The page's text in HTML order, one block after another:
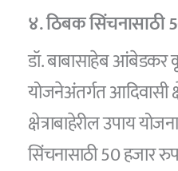
४. ठिबक सिंचनासाठी
डॉ. बाबासाहेब आंबेडकर
योजनेअंतर्गत आदिवासी
क्षेत्राबाहेरील उपाय
सिंचनासाठी 50 हजार